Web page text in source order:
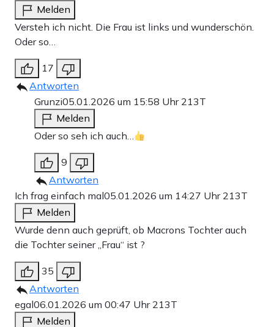
Melden
Versteh ich nicht. Die Frau ist links und wunderschön.
Oder so…
17
Antworten
Grunzi05.01.2026 um 15:58 Uhr 213T
Melden
Oder so seh ich auch…
9
Antworten
Ich frag einfach mal05.01.2026 um 14:27 Uhr 213T
Melden
Wurde denn auch geprüft, ob Macrons Tochter auch
die Tochter seiner „Frau“ ist ?
35
Antworten
egal06.01.2026 um 00:47 Uhr 213T
Melden